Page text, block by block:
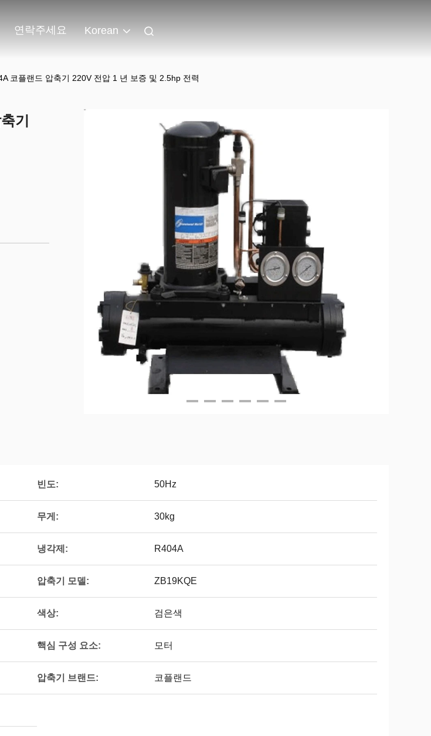
연락주세요 Korean
코플랜드 압축기 220V 전압 1 년 보증 및 2.5hp 전력
기
빈도: 50Hz
무게: 30kg
냉각제: R404A
압축기 모델: ZB19KQE
색상: 검은색
핵심 구성 요소: 모터
압축기 브랜드: 코플랜드